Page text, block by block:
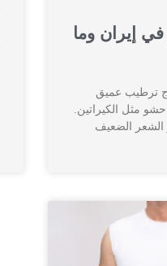
إيران وما
ترطيب عميق
مثل الكيراتين.
الشعر الضعيف